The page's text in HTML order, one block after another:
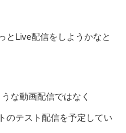
とLive配信をしようかなと
な動画配信ではなく
のテスト配信を予定してい